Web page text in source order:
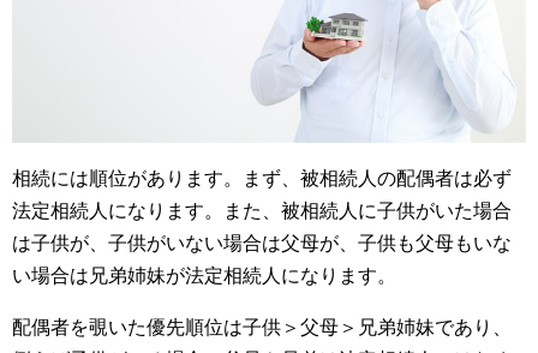
相続には順位があります。まず、被相続人の配偶者は必ず
法定相続人になります。また、被相続人に子供がいた場合
は子供が、子供がいない場合は父母が、子供も父母もいな
い場合は兄弟姉妹が法定相続人になります。
配偶者を覗いた優先順位は子供＞父母＞兄弟姉妹であり、